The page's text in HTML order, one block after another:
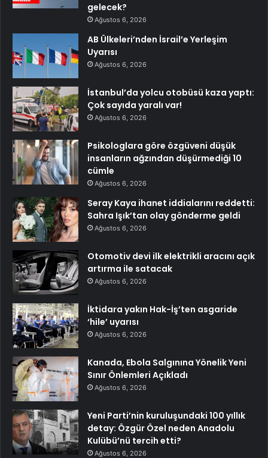
gelecek?
Ağustos 6, 2026
AB Ülkeleri’nden İsrail’e Yerleşim
Uyarısı
Ağustos 6, 2026
İstanbul’da yolcu otobüsü kaza yaptı:
Çok sayıda yaralı var!
Ağustos 6, 2026
Psikologlara göre özgüveni düşük
insanların ağzından düşürmediği 10
cümle
Ağustos 6, 2026
Seray Kaya ihanet iddialarını reddetti:
Sahra Işık’tan olay gönderme geldi
Ağustos 6, 2026
Otomotiv devi ilk elektrikli aracını açık
artırma ile satacak
Ağustos 6, 2026
İktidara yakın Hak-İş’ten asgaride
‘hile’ uyarısı
Ağustos 6, 2026
Kanada, Ebola Salgınına Yönelik Yeni
Sınır Önlemleri Açıkladı
Ağustos 6, 2026
Yeni Parti’nin kuruluşundaki 100 yıllık
detay: Özgür Özel neden Anadolu
Kulübü’nü tercih etti?
Ağustos 6, 2026